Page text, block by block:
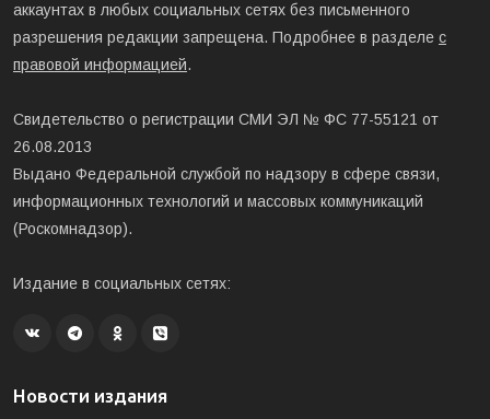
аккаунтах в любых социальных сетях без письменного
разрешения редакции запрещена. Подробнее в разделе с
правовой информацией.
Свидетельство о регистрации СМИ ЭЛ № ФС 77-55121 от
26.08.2013
Выдано Федеральной службой по надзору в сфере связи,
информационных технологий и массовых коммуникаций
(Роскомнадзор).
Издание в социальных сетях:
Новости издания